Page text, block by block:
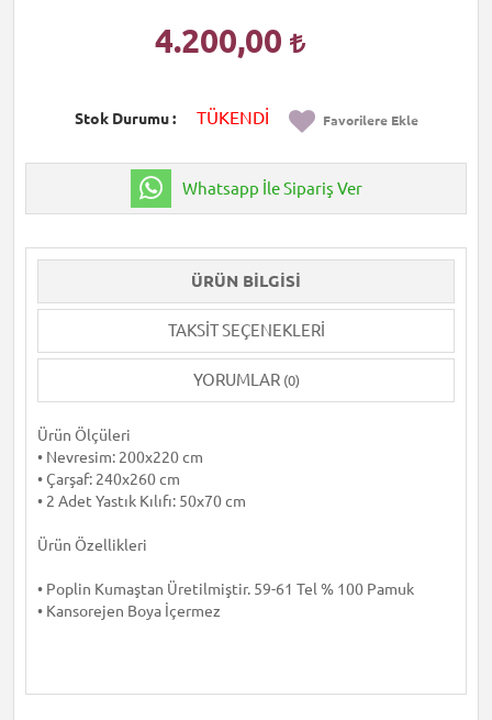
4.200,00
Stok Durumu TÜKENDİ Favorilere Ekle
Whatsapp İle Sipariş Ver
ÜRÜN BILGISI
TAKSIT SEÇENEKLERI
YORUMLAR (0)
Ürün Ölçüleri
• Nevresim: 200x220 cm
• Çarşaf: 240x260 cm
• 2 Adet Yastık Kılıfı: 50x70 cm
Ürün Özellikleri
• Poplin Kumaştan Üretilmiştir. 59-61 Tel % 100 Pamuk
• Kansorejen Boya İçermez